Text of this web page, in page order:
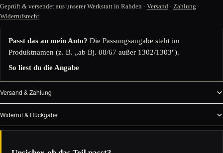
Geprüft & versendet aus unserer Werkstatt in Rahden · Versand · Zahlung ·
Widerrufsrecht
Passt das an mein Auto? Die Passungsangabe steht im
Produktnamen (z. B. „ab Bj. 08/67 außer 1302/1303").
So liest du die Angabe
Versand & Zahlung
Widerruf & Rückgabe